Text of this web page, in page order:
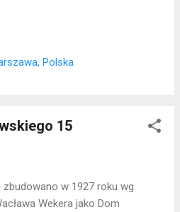
Polska
15
zbudowano w 1927 roku wg
Wekera jako Dom